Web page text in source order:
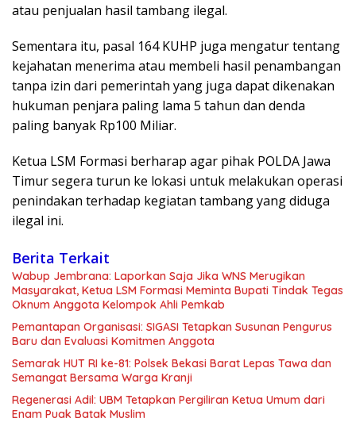
atau penjualan hasil tambang ilegal.
Sementara itu, pasal 164 KUHP juga mengatur tentang
kejahatan menerima atau membeli hasil penambangan
tanpa izin dari pemerintah yang juga dapat dikenakan
hukuman penjara paling lama 5 tahun dan denda
paling banyak Rp100 Miliar.
Ketua LSM Formasi berharap agar pihak POLDA Jawa
Timur segera turun ke lokasi untuk melakukan operasi
penindakan terhadap kegiatan tambang yang diduga
ilegal ini.
Berita Terkait
Wabup Jembrana: Laporkan Saja Jika WNS Merugikan
Masyarakat, Ketua LSM Formasi Meminta Bupati Tindak Tegas
Oknum Anggota Kelompok Ahli Pemkab
Pemantapan Organisasi: SIGASI Tetapkan Susunan Pengurus
Baru dan Evaluasi Komitmen Anggota
Semarak HUT RI ke-81: Polsek Bekasi Barat Lepas Tawa dan
Semangat Bersama Warga Kranji
Regenerasi Adil: UBM Tetapkan Pergiliran Ketua Umum dari
Enam Puak Batak Muslim